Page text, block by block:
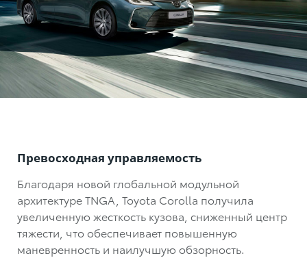
Превосходная управляемость
Благодаря новой глобальной модульной
архитектуре TNGA, Toyota Corolla получила
увеличенную жесткость кузова, сниженный центр
тяжести, что обеспечивает повышенную
маневренность и наилучшую обзорность.